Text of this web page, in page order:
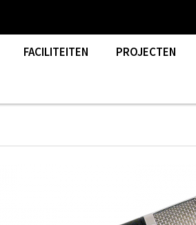
FACILITEITEN PROJECTEN